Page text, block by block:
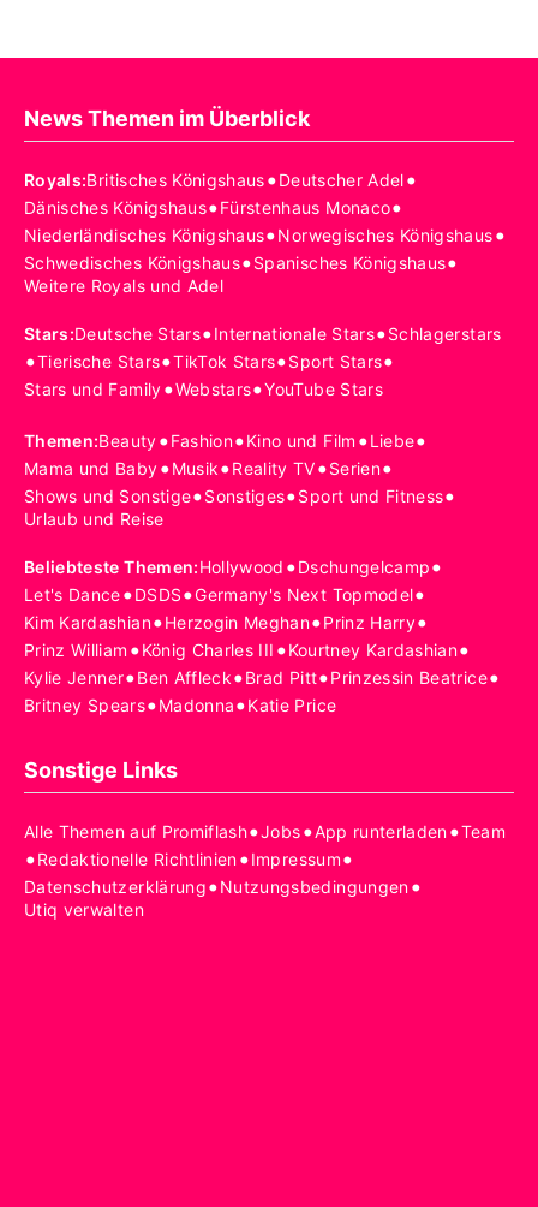
News Themen im Überblick
Royals:Britisches Königshaus•Deutscher Adel•
Dänisches Königshaus•Fürstenhaus Monaco•
Niederländisches Königshaus•Norwegisches Königshaus•
Schwedisches Königshaus•Spanisches Königshaus•
Weitere Royals und Adel
Stars:Deutsche Stars•Internationale Stars•Schlagerstars
•Tierische Stars•TikTok Stars•Sport Stars•
Stars und Family•Webstars•YouTube Stars
Themen:Beauty•Fashion•Kino und Film •Liebe•
Mama und Baby•Musik•Reality TV•Serien•
Shows und Sonstige•Sonstiges•Sport und Fitness•
Urlaub und Reise
Beliebteste Themen:Hollywood •Dschungelcamp•
Let's Dance•DSDS•Germany's Next Topmodel•
Kim Kardashian•Herzogin Meghan•Prinz Harry•
Prinz William •König Charles III •Kourtney Kardashian•
Kylie Jenner•Ben Affleck•Brad Pitt•Prinzessin Beatrice•
Britney Spears•Madonna•Katie Price
Sonstige Links
Alle Themen auf Promiflash•Jobs•App runterladen•Team
•Redaktionelle Richtlinien•Impressum•
Datenschutzerklärung•Nutzungsbedingungen•
Utiq verwalten